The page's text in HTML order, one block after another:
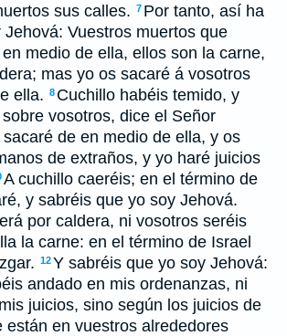
sus calles. 7 Por tanto, así ha
Vuestros muertos que
medio de ella, ellos son la carne,
mas yo os sacaré á vosotros
ella. 8 Cuchillo habéis temido, y
vosotros, dice el Señor
de en medio de ella, y os
de extraños, y yo haré juicios
A cuchillo caeréis; en el término de
y sabréis que yo soy Jehová.
por caldera, ni vosotros seréis
la carne: en el término de Israel
12Y sabréis que yo soy Jehová:
andado en mis ordenanzas, ni
juicios, sino según los juicios de
están en vuestros alrededores